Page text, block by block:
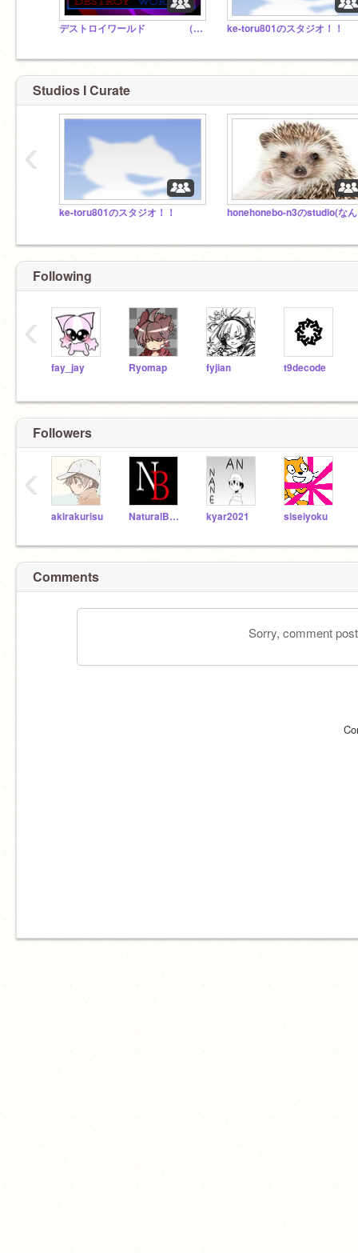
デストロイワールド （公式） ke-toru801のスタジオ！！
Studios I Curate
ke-toru801のスタジオ！！
‹
Following
fay_jay Ryomap fyjian t9decode
‹
Followers
akirakurisu NaturalBeetle kyar2021 siseiyoku
‹
Comments
Sorry, comment